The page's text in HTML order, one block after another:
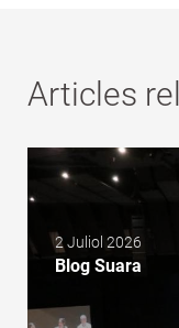
Articles
2 Juliol 2026
Blog Suara